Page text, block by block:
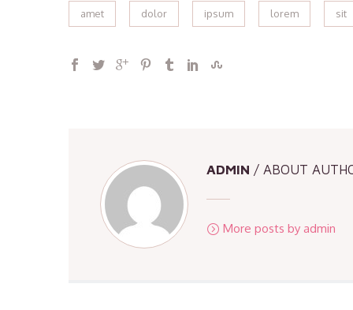
amet dolor ipsum lorem sit
ADMIN / ABOUT
More posts by admin